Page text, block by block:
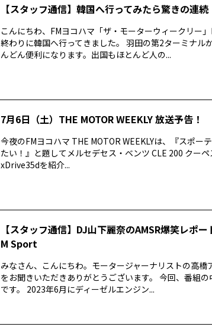
【スタッフ通信】韓国へ行ってみたら驚きの連続
こんにちわ、FMヨコハマ「ザ・モーターウィークリー
終わりに韓国へ行ってきました。 羽田の第2ターミナル
んどん便利になります。出国もほとんど人の...
7月6日（土）THE MOTOR WEEKLY 放送予告！
今夜のFMヨコハマ THE MOTOR WEEKLYは、『スポー
たい！』と題してメルセデセス・ベンツ CLE 200 クー
xDrive35dを紹介...
【スタッフ通信】DJ山下麗奈のAMSR爆笑レ
M Sport
みなさん、こんにちわ。モータージャーナリストの高橋
をお聞きいただきありがとうございます。 今回、番組
です。 2023年6月にディーゼルエンジン...